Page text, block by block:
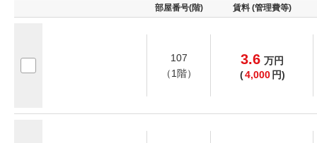
部屋番号(階) 賃料 (管理費等)
107
（1階）
3.6 万円
(4,000 円)